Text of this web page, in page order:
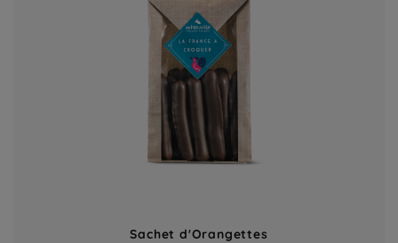
Sachet d'Orangettes